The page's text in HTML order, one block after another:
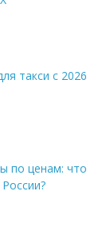
такси с 2026
по ценам: что